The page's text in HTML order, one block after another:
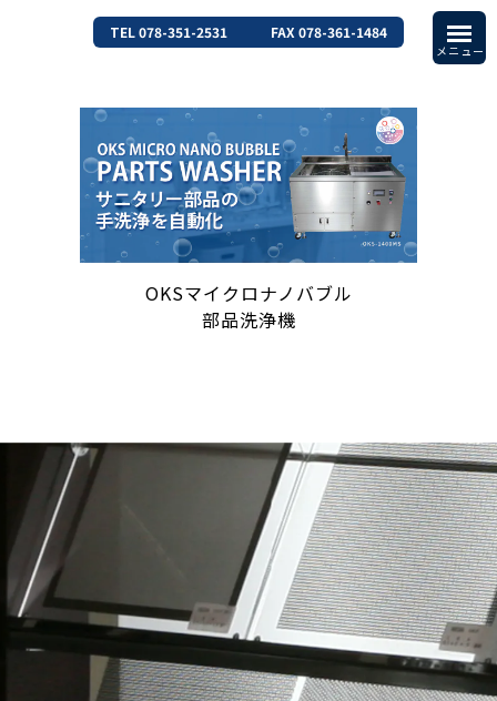
TEL 078-351-2531 FAX 078-361-1484
OKSマイクロナノバブル
部品洗浄機